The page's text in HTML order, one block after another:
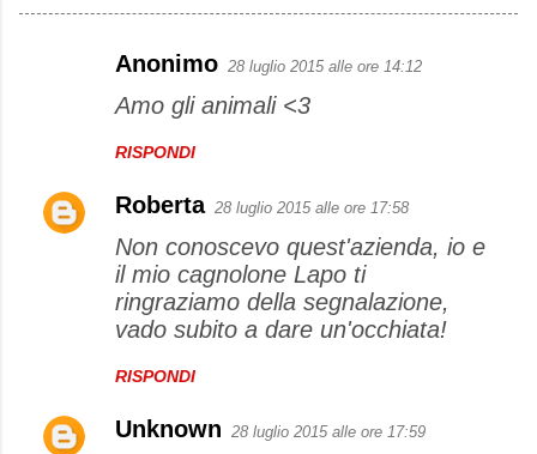
e
Anonimo 28 luglio 2015 alle ore 14:12
Amo gli animali <3
RISPONDI
Roberta 28 luglio 2015 alle ore 17:58
Non conoscevo quest'azienda, io e
il mio cagnolone Lapo ti
ringraziamo della segnalazione,
vado subito a dare un'occhiata!
RISPONDI
Unknown 28 luglio 2015 alle ore 17:59